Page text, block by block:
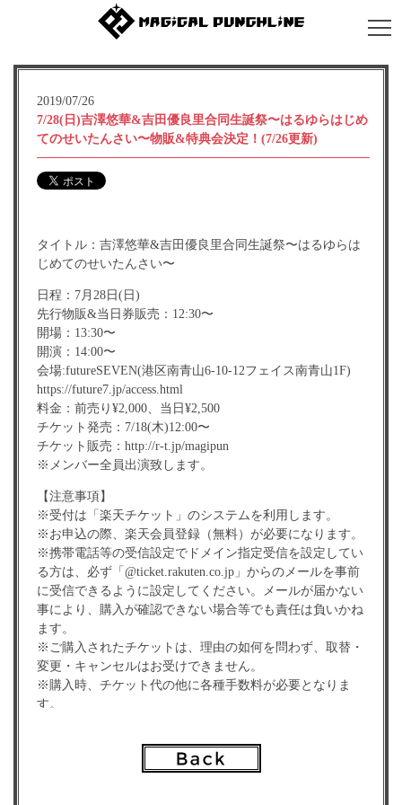
2019/07/26
7/28(日)吉澤悠華&吉田優良里合同生誕祭〜はるゆらはじめ
てのせいたんさい〜物販&特典会決定！(7/26更新)
タイトル：吉澤悠華&吉田優良里合同生誕祭〜はるゆらは
じめてのせいたんさい〜
日程：7月28日(日)
先行物販&当日券販売：12:30〜
開場：13:30〜
開演：14:00〜
会場:futureSEVEN(港区南青山6-10-12フェイス南青山1F)
https://future7.jp/access.html
料金：前売り¥2,000、当日¥2,500
チケット発売：7/18(木)12:00〜
チケット販売：http://r-t.jp/magipun
※メンバー全員出演致します。
【注意事項】
※受付は「楽天チケット」のシステムを利用します。
※お申込の際、楽天会員登録（無料）が必要になります。
※携帯電話等の受信設定でドメイン指定受信を設定してい
る方は、必ず「@ticket.rakuten.co.jp」からのメールを事前
に受信できるように設定してください。メールが届かない
事により、購入が確認できない場合等でも責任は負いかね
ます。
※ご購入されたチケットは、理由の如何を問わず、取替・
変更・キャンセルはお受けできません。
※購入時、チケット代の他に各種手数料が必要となりま
す。
※チケットは予定枚数がなくなり次第販売終了となりま